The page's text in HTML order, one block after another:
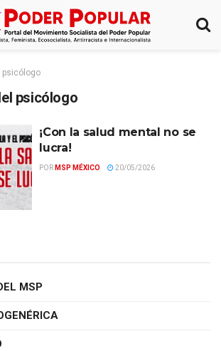
psicólogo
psicólogo
¡Con la salud mental no se
lucra!
POR MSP MÉXICO 20/05/2026
MSP